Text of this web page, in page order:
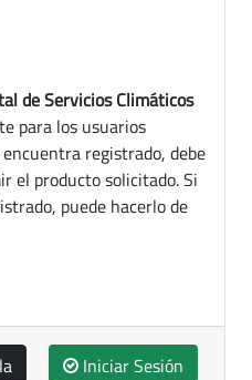
de Servicios Climáticos
para los usuarios
registrado, debe
el producto solicitado. Si
puede hacerlo de
Iniciar Sesión